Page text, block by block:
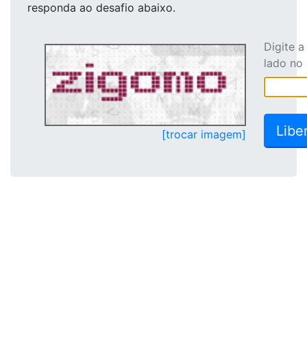
responda ao desafio abaixo.
[trocar imagem]
Digite
lado no